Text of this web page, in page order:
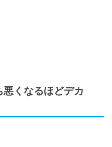
くなるほどデカ